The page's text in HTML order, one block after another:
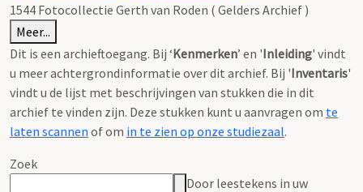
1544 Fotocollectie Gerth van Roden ( Gelders Archief )
Meer...
Dit is een archieftoegang. Bij ‘Kenmerken’ en 'Inleiding' vindt
u meer achtergrondinformatie over dit archief. Bij 'Inventaris'
vindt u de lijst met beschrijvingen van stukken die in dit
archief te vinden zijn. Deze stukken kunt u aanvragen om te
laten scannen of om in te zien op onze studiezaal.
Zoek
Door leestekens in uw